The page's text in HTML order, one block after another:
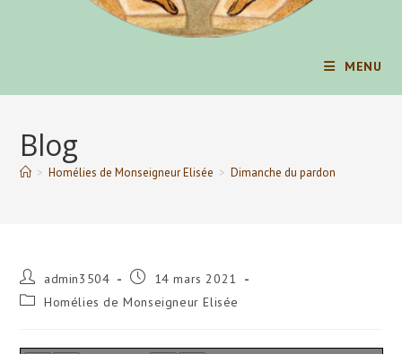
MENU
Blog
> Homélies de Monseigneur Elisée > Dimanche du pardon
Auteur/autrice
de
la
admin3504
Publication
14 mars 2021
Post Homélies de Monseigneur Elisée